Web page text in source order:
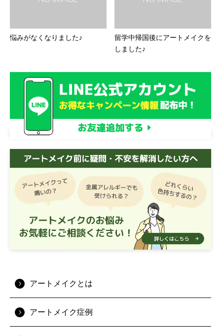
悩みがなくなりました♪
留学中帰国後にアートメイクを
しました♪
アートメイクとは
アートメイク症例